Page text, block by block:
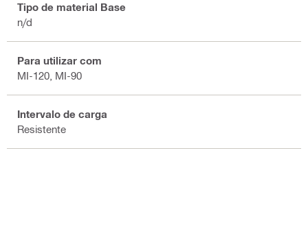
Tipo de material Base
n/d
Para utilizar com
MI-120, MI-90
Intervalo de carga
Resistente